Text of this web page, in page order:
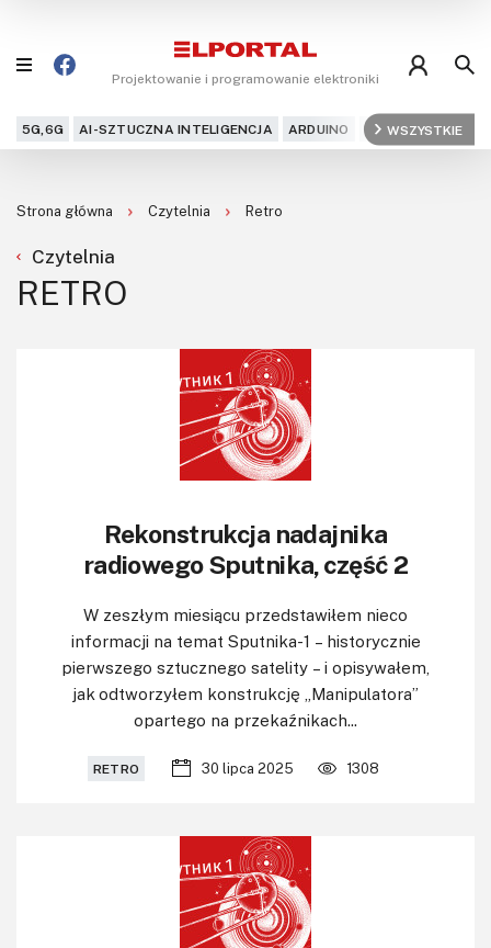
Projektowanie i programowanie elektroniki
5G,6G AI-SZTUCZNA INTELIGENCJA ARDUINO ARM AUDIO
WSZYSTKIE
Kursy
Czytelnia
Dla Ciebie
Kontakt
Magazyny
Archiwum
Do pobrania
Strona główna Czytelnia Retro
Czytelnia
RETRO
Rekonstrukcja nadajnika
radiowego Sputnika, część 2
W zeszłym miesiącu przedstawiłem nieco
informacji na temat Sputnika-1 – historycznie
pierwszego sztucznego satelity – i opisywałem,
jak odtworzyłem konstrukcję „Manipulatora”
opartego na przekaźnikach...
RETRO 30 lipca 2025 1308